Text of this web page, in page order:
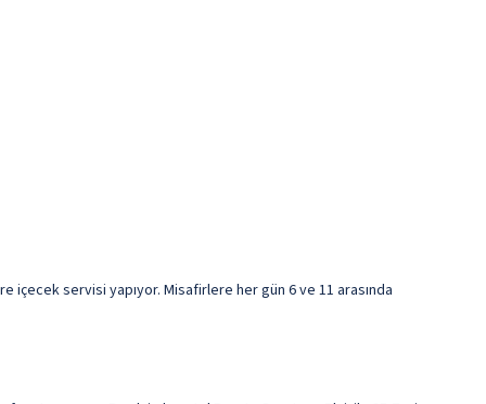
servisi yapıyor. Misafirlere her gün 6 ve 11 arasında